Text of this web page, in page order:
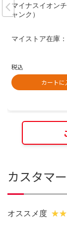
マイナスイオン
ャンク）
マイストア在庫：
税込
カートに
カスタマ
オススメ度